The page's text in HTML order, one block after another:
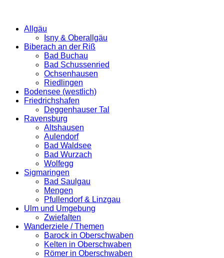
Allgäu
Isny & Oberallgäu
Biberach an der Riß
Bad Buchau
Bad Schussenried
Ochsenhausen
Riedlingen
Bodensee (westlich)
Friedrichshafen
Deggenhauser Tal
Ravensburg
Altshausen
Aulendorf
Bad Waldsee
Bad Wurzach
Wolfegg
Sigmaringen
Bad Saulgau
Mengen
Pfullendorf & Linzgau
Ulm und Umgebung
Zwiefalten
Wanderziele / Themen
Barock in Oberschwaben
Kelten in Oberschwaben
Römer in Oberschwaben